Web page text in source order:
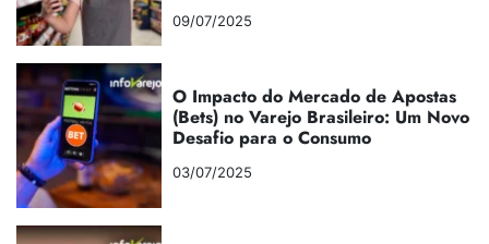
09/07/2025
O Impacto do Mercado de Apostas
(Bets) no Varejo Brasileiro: Um Novo
Desafio para o Consumo
03/07/2025